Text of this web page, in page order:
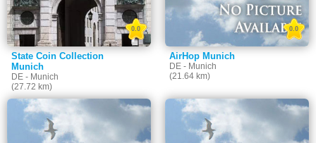
State Coin Collection
Munich
DE - Munich
(27.72 km)
0.0
AirHop Munich
DE - Munich
(21.64 km)
0.0